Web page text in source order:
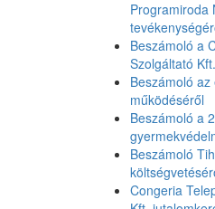
Programiroda
Beszámoló a
Szolgáltató
Beszámoló
működéséről
Beszámoló a
Beszámoló
Congeria